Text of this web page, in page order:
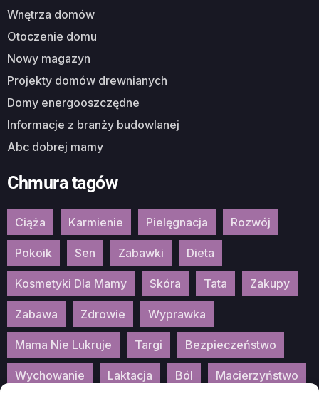
Wnętrza domów
Otoczenie domu
Nowy magazyn
Projekty domów drewnianych
Domy energooszczędne
Informacje z branży budowlanej
Abc dobrej mamy
Chmura tagów
Ciąża Karmienie Pielęgnacja Rozwój
Pokoik Sen Zabawki Dieta
Kosmetyki Dla Mamy Skóra Tata Zakupy
Zabawa Zdrowie Wyprawka
Mama Nie Lukruje Targi Bezpieczeństwo
Wychowanie Laktacja Ból Macierzyństwo